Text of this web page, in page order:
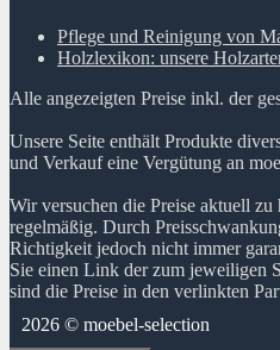
Pflege und Reinigung von
Holzlexikon: unsere
Alle angezeigten Preise inkl. der
Unsere Seite enthält Produkte
und Verkauf eine Vergütung an
Wir versuchen die Preise aktuell zu
regelmäßig. Durch
Richtigkeit jedoch nicht immer
Sie einen Link der zum jeweiligen
sind die Preise in den verlinkten
2026 © moebel-selection